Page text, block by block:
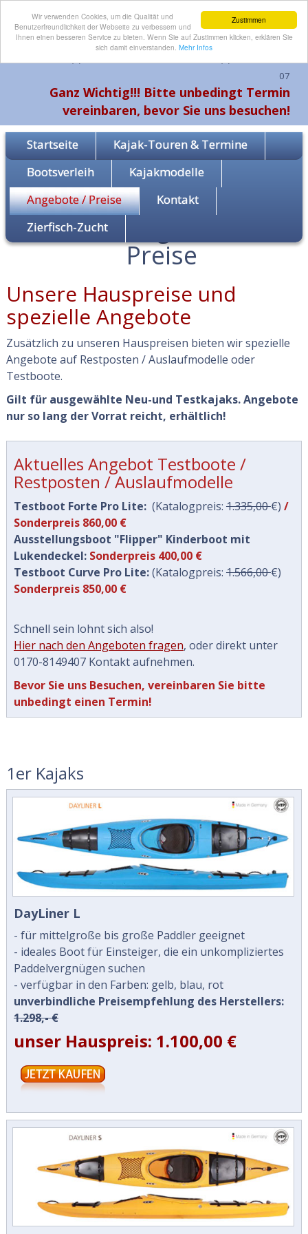
Zustimmen
Wir verwenden Cookies, um die Qualität und
Benutzerfreundlichkeit der Webseite zu verbessern und
Ihnen einen besseren Service zu bieten. Wenn Sie auf Zustimmen klicken, erklären Sie
sich damit einverstanden. Mehr Infos
07
Ganz Wichtig!!! Bitte unbedingt Termin
vereinbaren, bevor Sie uns besuchen!
Startseite
Kajak-Touren & Termine
Bootsverleih
Kajakmodelle
Angebote / Preise
Kontakt
Zierfisch-Zucht
Preise
Unsere Hauspreise und
spezielle Angebote
Zusätzlich zu unseren Hauspreisen bieten wir spezielle
Angebote auf Restposten / Auslaufmodelle oder
Testboote.
Gilt für ausgewählte Neu-und Testkajaks. Angebote
nur so lang der Vorrat reicht, erhältlich!
Aktuelles Angebot Testboote /
Restposten / Auslaufmodelle
Testboot Forte Pro Lite: (Katalogpreis: 1.335,00€) /
Sonderpreis 860,00 €
Ausstellungsboot "Flipper" Kinderboot mit
Lukendeckel: Sonderpreis 400,00 €
Testboot Curve Pro Lite:(Katalogpreis: 1.566,00€)
Sonderpreis 850,00 €
Schnell sein lohnt sich also!
Hier nach den Angeboten fragen, oder direkt unter
0170-8149407 Kontakt aufnehmen.
Bevor Sie uns Besuchen, vereinbaren Sie bitte
unbedingt einen Termin!
1er Kajaks
DayLiner L
- für mittelgroße bis große Paddler geeignet
- ideales Boot für Einsteiger, die ein unkompliziertes
Paddelvergnügen suchen
- verfügbar in den Farben: gelb, blau, rot
unverbindliche Preisempfehlung des Herstellers:
1.298,- €
unser Hauspreis: 1.100,00 €